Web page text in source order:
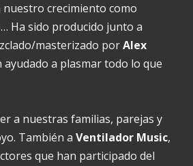
crecimiento como
Ha sido producido junto a
masterizado porAlex
ayudado a plasmar todo lo que
a nuestras familias, parejas y
También a Ventilador Music,
que han participado del